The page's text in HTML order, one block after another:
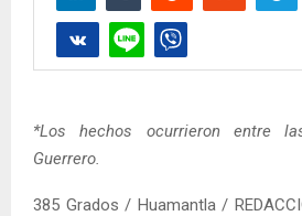
*Los hechos ocurrieron entre
Guerrero.
385 Grados / Huamantla /